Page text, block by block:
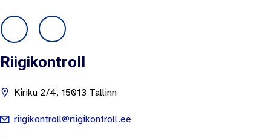
Riigikontroll
Kiriku 2/4, 15013 Tallinn
riigikontroll@riigikontroll.ee